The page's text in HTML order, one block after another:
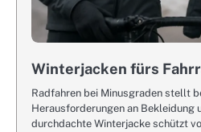
Winterjacken fürs
Radfahren bei Minusgraden stellt
Herausforderungen an Bekleidung
durchdachte Winterjacke schützt